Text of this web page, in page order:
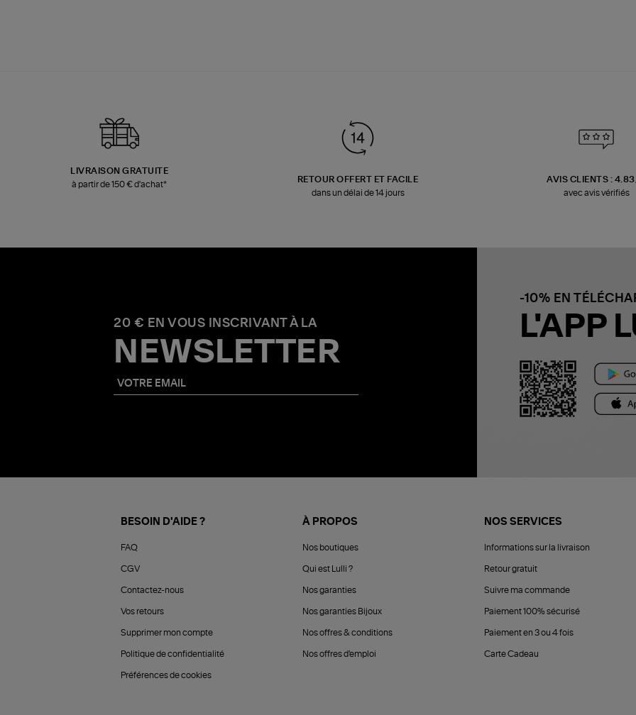
LIVRAISON GRATUITE
à partir de 150 € d'achat*
RETOUR OFFERT ET FACILE
dans un délai de 14 jours
AVIS CLIENTS :
avec avis vérifiés
20 € EN VOUS INSCRIVANT À LA
NEWSLETTER
-10% EN
L'APP
BESOIN D'AIDE ?
FAQ
CGV
Contactez-nous
Vos retours
Supprimer mon compte
Politique de confidentialité
Préférences de cookies
À PROPOS
Nos boutiques
Qui est Lulli ?
Nos garanties
Nos garanties Bijoux
Nos offres & conditions
Nos offres d'emploi
NOS SERVICES
Informations sur la livraison
Retour gratuit
Suivre ma commande
Paiement 100% sécurisé
Paiement en 3 ou 4 fois
Carte Cadeau